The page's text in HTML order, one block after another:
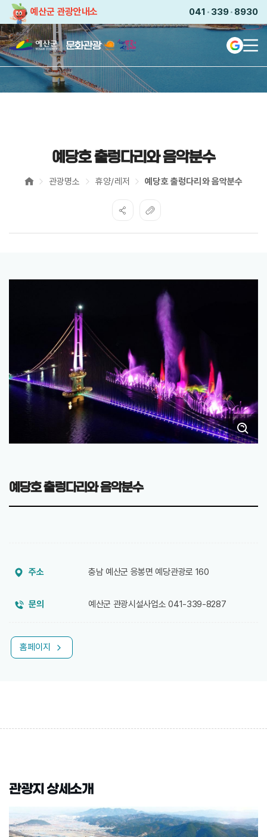
예산군 관광안내소 041 339 8930
산더미
2025-
2026
해
Language
전
예당호 출렁다리와 음악분수
관광명소 휴양/레저 예당호 출렁다리와 음악분수
예당호 출렁다리와 음악분수
주소 충남 예산군 응봉면 예당관광로 160
문의 예산군 관광시설사업소 041-339-8287
홈페이지
관광지 상세소개